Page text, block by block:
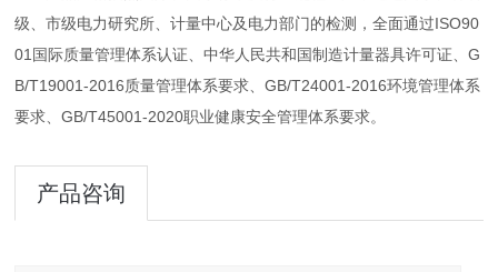
级、市级电力研究所、计量中心及电力部门的检测，全面通过ISO90
01国际质量管理体系认证、中华人民共和国制造计量器具许可证、G
B/T19001-2016质量管理体系要求、GB/T24001-2016环境管理体系
要求、GB/T45001-2020职业健康安全管理体系要求。
产品咨询